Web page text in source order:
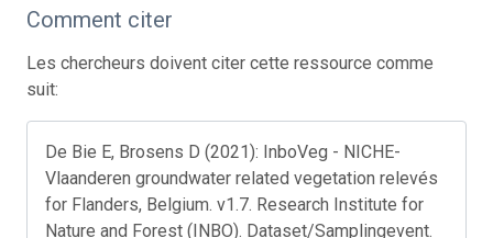
Comment citer
Les chercheurs doivent citer cette ressource comme
suit:
De Bie E, Brosens D (2021): InboVeg - NICHE-
Vlaanderen groundwater related vegetation relevés
for Flanders, Belgium. v1.7. Research Institute for
Nature and Forest (INBO). Dataset/Samplingevent.